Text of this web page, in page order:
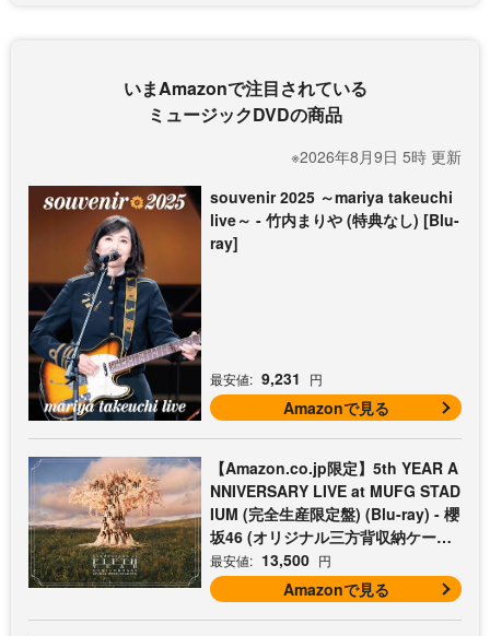
いまAmazonで注目されている
ミュージックDVDの商品
※2026年8月9日 5時 更新
souvenir 2025 ～mariya takeuchi
live～ - 竹内まりや (特典なし) [Blu-
ray]
最安値: 9,231 円
Amazonで見る
【Amazon.co.jp限定】5th YEAR A
NNIVERSARY LIVE at MUFG STAD
IUM (完全生産限定盤) (Blu-ray) - 櫻
坂46 (オリジナル三方背収納ケース
付)
最安値: 13,500 円
Amazonで見る